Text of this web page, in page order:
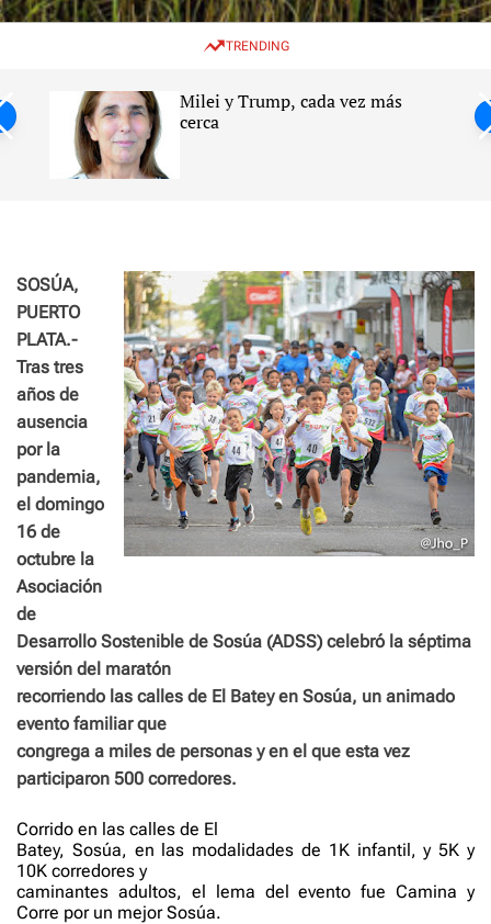
w
c
e
e
TRENDING
Milei y Trump, cada vez más
cerca
SOSÚA,
PUERTO
PLATA.-
Tras tres
años de
ausencia
por la
pandemia,
el domingo
16 de
octubre la
Asociación
de
Desarrollo Sostenible de Sosúa (ADSS) celebró la séptima
versión del maratón
recorriendo las calles de El Batey en Sosúa, un animado
evento familiar que
congrega a miles de personas y en el que esta vez
participaron 500 corredores.
Corrido en las calles de El
Batey, Sosúa, en las modalidades de 1K infantil, y 5K y
10K corredores y
caminantes adultos, el lema del evento fue Camina y
Corre por un mejor Sosúa.